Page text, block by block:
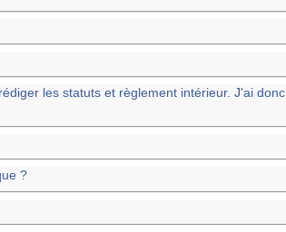
les statuts et règlement intérieur. J'ai donc
?